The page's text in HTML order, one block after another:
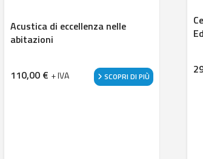
Acustica di eccellenza nelle
abitazioni
110,00 € + IVA SCOPRI DI PIÙ